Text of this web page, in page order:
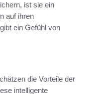
ist sie ein
auf ihren
ein Gefühl von
die Vorteile der
intelligente